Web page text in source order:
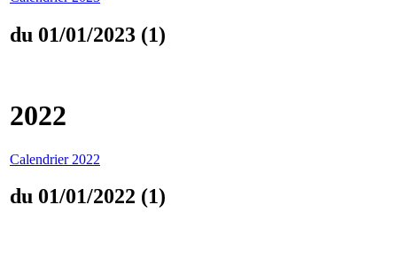
du 01/01/2023 (1)
2022
Calendrier 2022
du 01/01/2022 (1)